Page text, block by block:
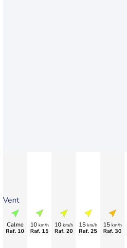
Vent
Calme
Raf. 10
10 km/h
Raf. 15
10 km/h
Raf. 20
15 km/h
Raf. 25
15 km/h
Raf. 30